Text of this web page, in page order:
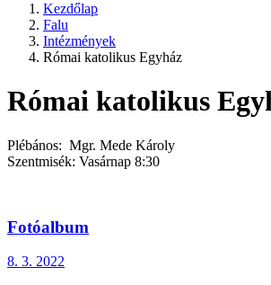
Kezdőlap
Falu
Intézmények
Római katolikus Egyház
Római katolikus
Plébános: Mgr. Mede Károly
Szentmisék: Vasárnap 8:30
Fotóalbum
8. 3. 2022